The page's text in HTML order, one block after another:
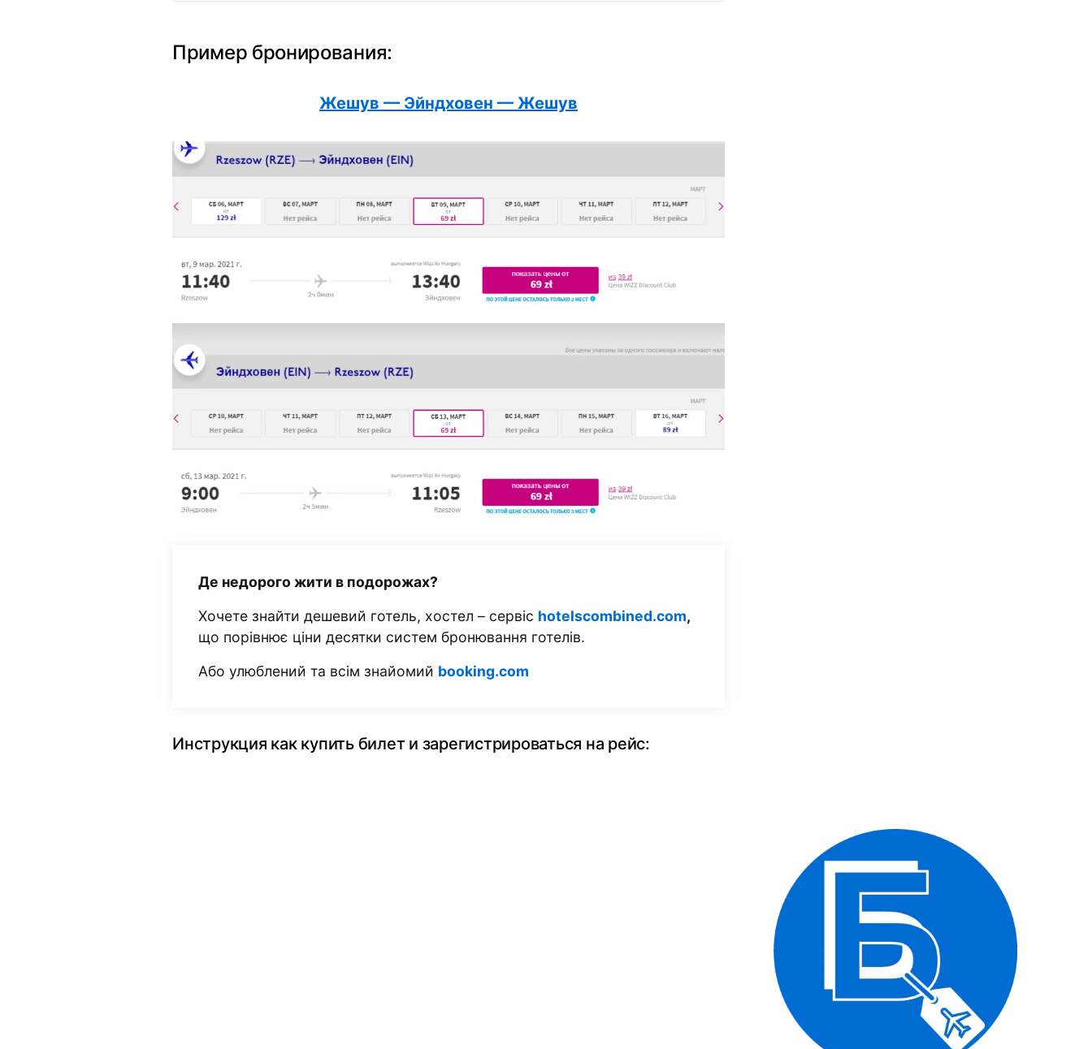
Пример бронирования:
Жешув — Эйндховен — Жешув
Де недорого жити в подорожах?
Хочете знайти дешевий готель, хостел – сервіс hotelscombined.com,
що порівнює ціни десятки систем бронювання готелів.
Або улюблений та всім знайомий booking.com
Инструкция как купить билет и зарегистрироваться на рейс: